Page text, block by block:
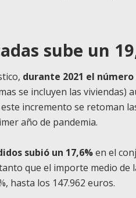
sube un
durante 2021 el
se incluyen las viviendas)
incremento se retoman
año de pandemia.
subió un 17,6%en el
que el importe medio de
hasta los 147.962 euros.